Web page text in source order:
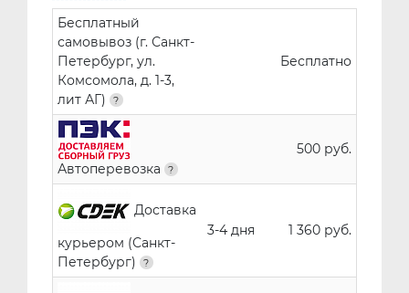
Бесплатный
самовывоз (г. Санкт-
Петербург, ул.
Комсомола, д. 1-3,
лит АГ)
Бесплатно
Автоперевозка
500 руб.
Доставка
курьером (Санкт-
Петербург)
3-4 дня 1 360 руб.